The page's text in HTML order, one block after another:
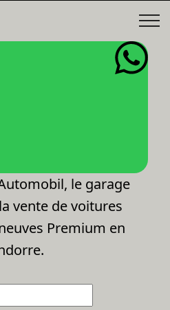
le garage
vente de voitures
Premium en